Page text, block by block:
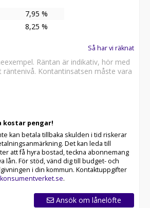
7,95 %
8,25 %
Så har vi räknat
Räntan är indikativ, hör med
räntenivå. Kontantinsatsen måste vara
kostar pengar!
kan betala tillbaka skulden i tid riskerar
Det kan leda till
att få hyra bostad, teckna abonnemang
lån. För stöd, vänd dig till budget- och
i din kommun. Kontaktuppgifter
konsumentverket.se.
Ansök om lånelöfte